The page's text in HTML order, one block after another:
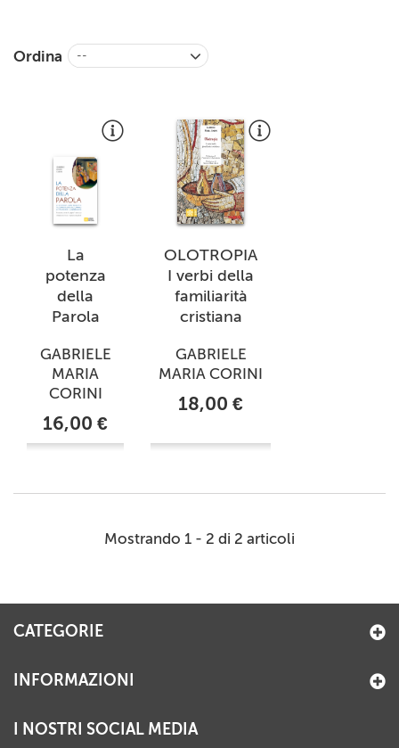
Ordina --
La
potenza
della
Parola
GABRIELE
MARIA
CORINI
16,00 €
OLOTROPIA
I verbi della
familiarità
cristiana
GABRIELE
MARIA CORINI
18,00 €
Mostrando 1 - 2 di 2 articoli
CATEGORIE
INFORMAZIONI
I NOSTRI SOCIAL MEDIA